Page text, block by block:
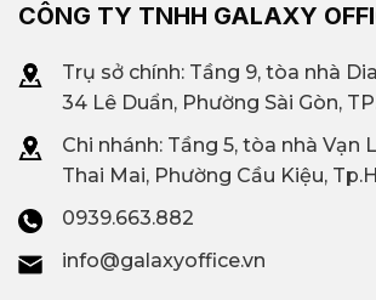
CÔNG TY TNHH GALAXY
Trụ sở chính: Tầng 9, tòa nhà
34 Lê Duẩn, Phường Sài Gòn,
Chi nhánh: Tầng 5, tòa nhà Vạn
Thai Mai, Phường Cầu Kiệu,
0939.663.882
info@galaxyoffice.vn